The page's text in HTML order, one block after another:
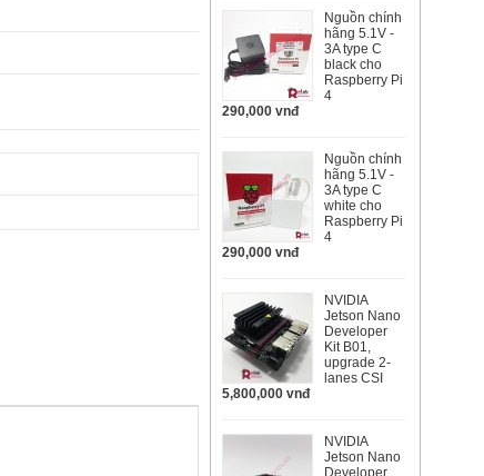
Nguồn chính
hãng 5.1V -
3A type C
black cho
Raspberry Pi
4
290,000 vnđ
Nguồn chính
hãng 5.1V -
3A type C
white cho
Raspberry Pi
4
290,000 vnđ
NVIDIA
Jetson Nano
Developer
Kit B01,
upgrade 2-
lanes CSI
5,800,000 vnđ
NVIDIA
Jetson Nano
Developer